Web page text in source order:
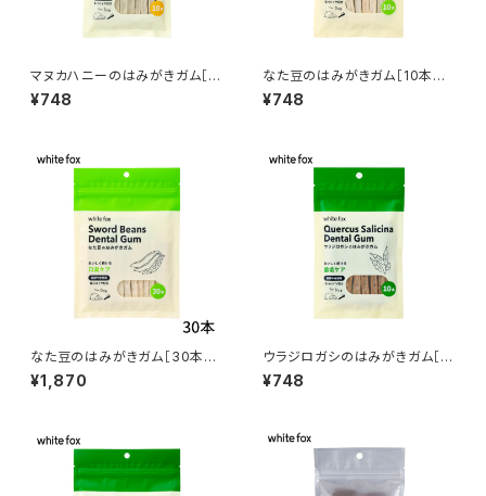
マヌカハニーのはみがきガム［1
0本入り］愛犬用 whitefox
¥748
なた豆のはみがきガム［10本入
り］愛犬用 whitefox
¥748
なた豆のはみがきガム［30本入
り］愛犬用 whitefox
¥1,870
ウラジロガシのはみがきガム［1
0本入り］愛犬用 whitefox
¥748